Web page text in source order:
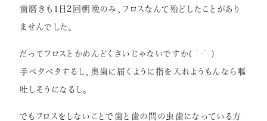
歯磨きも1日2回朝晩のみ、フロスなんて殆どしたことがあり
ませんでした。
だってフロスとかめんどくさいじゃないですか( ˙-˙ )
手ベタベタするし、奥歯に届くように指を入れようもんなら嘔
吐しそうになるし。
でもフロスをしないことで歯と歯の間の虫歯になっている方